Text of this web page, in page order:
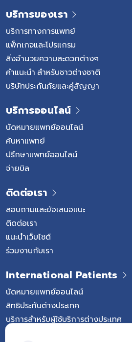
บริการของเรา
บริการทางการแพทย์
แพ็กเกจและโปรแกรม
สิ่งอำนวยความสะดวกต่างๆ
คำแนะนำ สำหรับชาวต่างชาติ
บริษัทประกันภัยและคู่สัญญา
บริการออนไลน์
นัดหมายแพทย์ออนไลน์
ค้นหาแพทย์
ปรึกษาแพทย์ออนไลน์
จ่ายบิล
ติดต่อเรา
สอบถามและข้อเสนอแนะ
ติดต่อเรา
แนะนำเว็บไซต์
ร่วมงานกับเรา
International Patients
นัดหมายแพทย์ออนไลน์
สิทธิประกันต่างประเทศ
บริการสำหรับผู้ใช้บริการต่างประเทศ